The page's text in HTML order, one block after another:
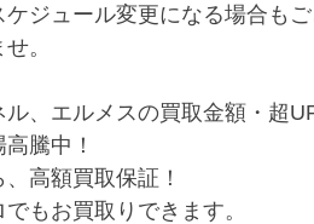
ジュール変更になる場合もご
。
、エルメスの買取金額・超
騰中！
高額買取保証！
もお買取りできます。